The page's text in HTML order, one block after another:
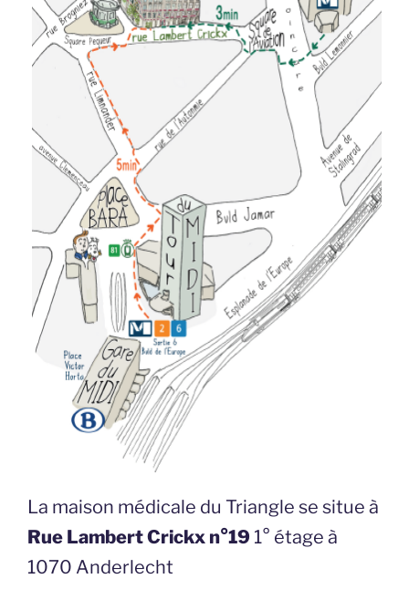
La maison médicale du Triangle se situe à
Rue Lambert Crickx n°19 1° étage à
1070 Anderlecht